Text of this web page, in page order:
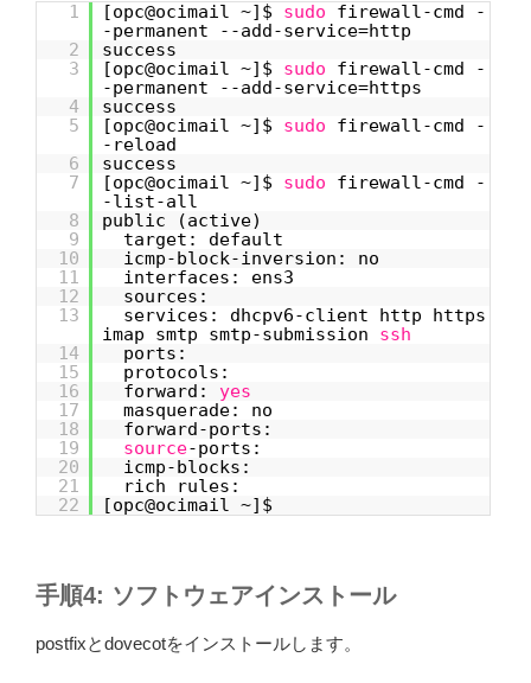
1 [opc@ocimail ~]$ sudo
firewall-cmd -
-permanent --add-service=http
2
success
3
[opc@ocimail ~]$ sudo
firewall-cmd -
-permanent --add-service=https
4
success
5
[opc@ocimail ~]$ sudo
firewall-cmd -
-reload
6
success
7
[opc@ocimail ~]$ sudo
firewall-cmd -
-list-all
8
public (active)
9
target: default
10
icmp-block-inversion: no
11
interfaces: ens3
12
sources:
13
services: dhcpv6-client http https
imap smtp smtp-submission ssh
14
ports:
15
protocols:
16
forward: yes
17
masquerade: no
18
forward-ports:
19
source-ports:
20
icmp-blocks:
21
rich rules:
22
[opc@ocimail ~]$
手順4: ソフトウェアインストール
postfixとdovecotをインストールします。